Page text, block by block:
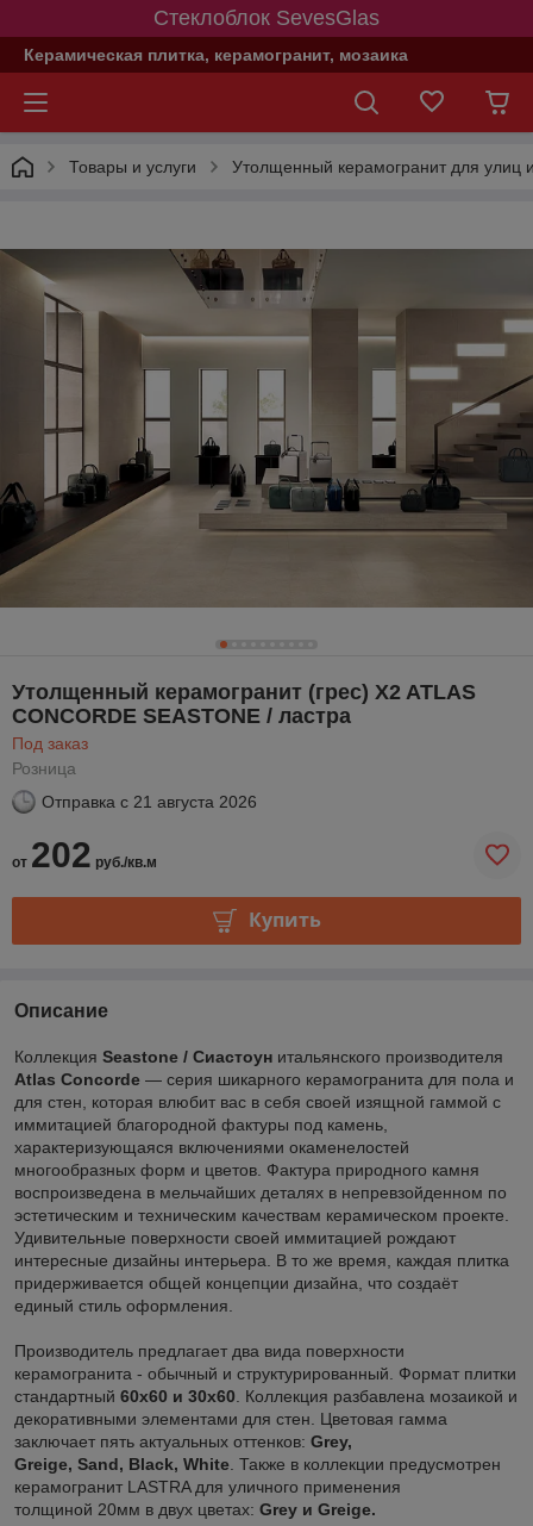
Стеклоблок SevesGlas
Керамическая плитка, керамогранит, мозаика
Товары и услуги Утолщенный керамогранит для
Утолщенный керамогранит (грес) X2 ATLAS
CONCORDE SEASTONE / ластра
Под заказ
Розница
Отправка с 21 августа 2026
от 202 руб./кв.м
Купить
Описание
Коллекция Seastone / Сиастоун итальянского производителя
Atlas Concorde — серия шикарного керамогранита для пола и
для стен, которая влюбит вас в себя своей изящной гаммой с
иммитацией благородной фактуры под камень,
характеризующаяся включениями окаменелостей
многообразных форм и цветов. Фактура природного камня
воспроизведена в мельчайших деталях в непревзойденном по
эстетическим и техническим качествам керамическом проекте.
Удивительные поверхности своей иммитацией рождают
интересные дизайны интерьера. В то же время, каждая плитка
придерживается общей концепции дизайна, что создаёт
единый стиль оформления.
Производитель предлагает два вида поверхности
керамогранита - обычный и структурированный. Формат плитки
стандартный 60х60 и 30х60 . Коллекция разбавлена мозаикой и
декоративными элементами для стен. Цветовая гамма
заключает пять актуальных оттенков: Grey,
Greige, Sand, Black, White . Также в коллекции предусмотрен
керамогранит LASTRA для уличного применения
толщиной 20мм в двух цветах: Grey и Greige.